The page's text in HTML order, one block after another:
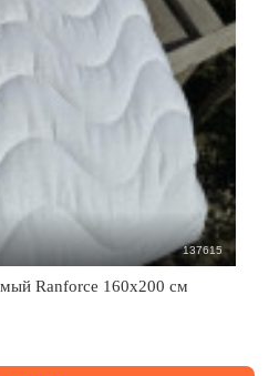
137615
Ranforce 160x200 см